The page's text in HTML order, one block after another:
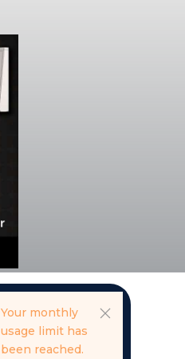
Your monthly
usage limit has
been reached.